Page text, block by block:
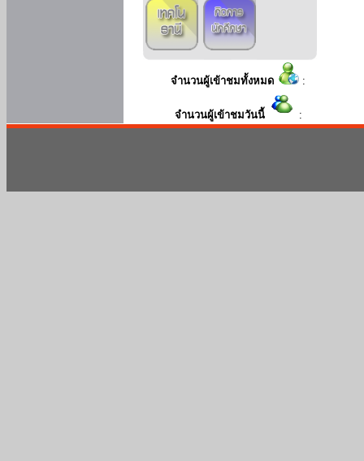
จำนวนผู้เข้าชมทั้งหมด :
จำนวนผู้เข้าชมวันนี้ :